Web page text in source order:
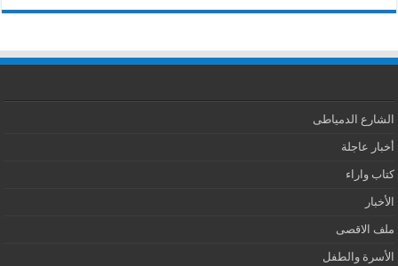
الشارع الدمياطى
أخبار عاجلة
كتاب واراء
الأخبار
ملف الاقصى
الأسرة والطفل